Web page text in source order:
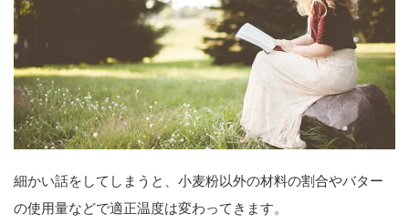
細かい話をしてしまうと、小麦粉以外の材料の割合やバター
の使用量などで適正温度は変わってきます。